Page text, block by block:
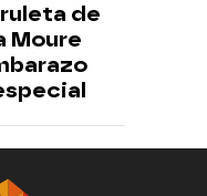
de
Moure